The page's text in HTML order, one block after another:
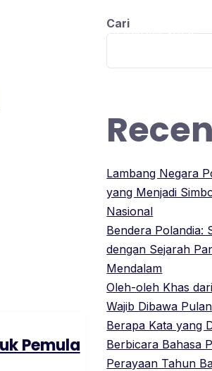
INFO POLANDNESIA
Pemula
Cari
Lambang Negara
yang Menjadi
Nasional
Bendera Polandia:
dengan Sejarah
Mendalam
Oleh-oleh Khas
Wajib Dibawa
Berapa Kata yang
Berbicara Bahasa
Perayaan Tahun